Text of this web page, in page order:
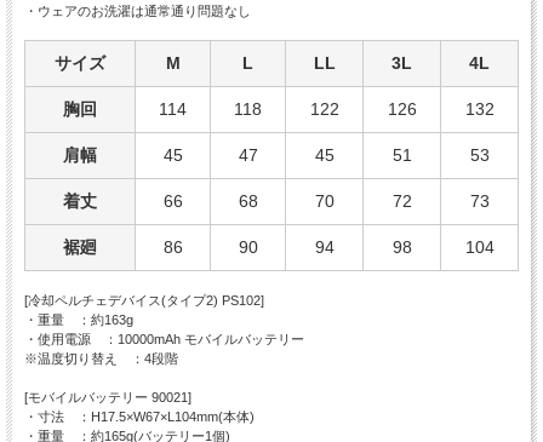
・ウェアのお洗濯は通常通り問題なし
サイズ M L LL 3L 4L
胸回 114 118 122 126 132
肩幅 45 47 45 51 53
着丈 66 68 70 72 73
裾廻 86 90 94 98 104
[冷却ペルチェデバイス(タイプ2) PS102]
・重量 ：約163g
・使用電源 ：10000mAh モバイルバッテリー
※温度切り替え ：4段階
[モバイルバッテリー 90021]
・寸法 ：H17.5×W67×L104mm(本体)
・重量 ：約165g(バッテリー1個)